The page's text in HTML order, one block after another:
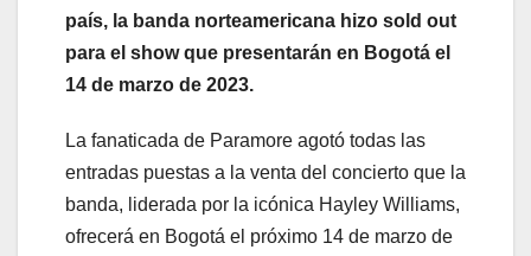
país, la banda norteamericana hizo sold out
para el show que presentarán en Bogotá el
14 de marzo de 2023.
La fanaticada de Paramore agotó todas las
entradas puestas a la venta del concierto que la
banda, liderada por la icónica Hayley Williams,
ofrecerá en Bogotá el próximo 14 de marzo de